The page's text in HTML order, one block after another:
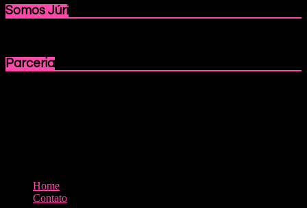
Somos Júri
Parceria
Home
Contato